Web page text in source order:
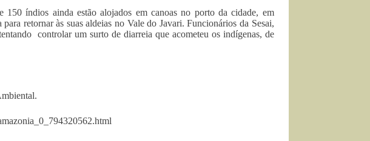
índios ainda estão alojados em canoas no porto da cidade, em
retornar às suas aldeias no Vale do Javari. Funcionários da Sesai,
controlar um surto de diarreia que acometeu os indígenas, de